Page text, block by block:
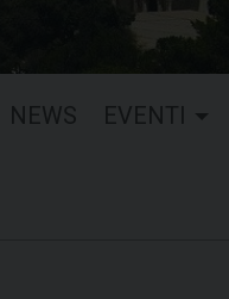
NEWS EVENTI